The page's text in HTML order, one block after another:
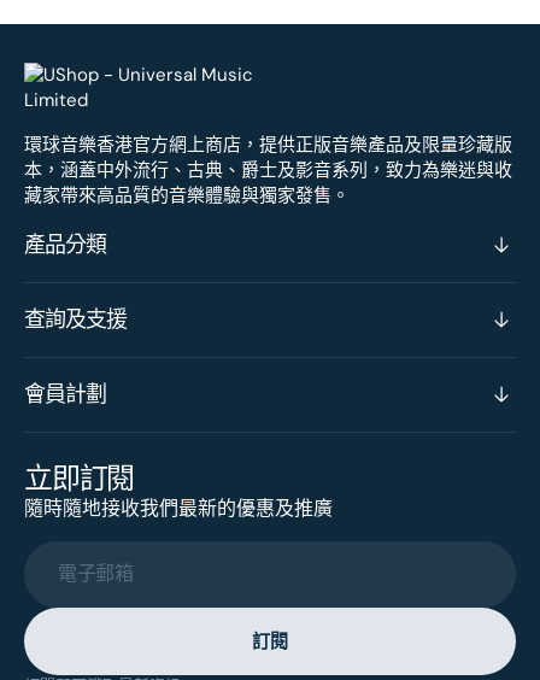
環球音樂香港官方網上商店，提供正版音樂產品及限量珍藏版
本，涵蓋中外流行、古典、爵士及影音系列，致力為樂迷與收
藏家帶來高品質的音樂體驗與獨家發售。
產品分類
查詢及支援
會員計劃
立即訂閱
隨時隨地接收我們最新的優惠及推廣
電子郵箱
訂閱